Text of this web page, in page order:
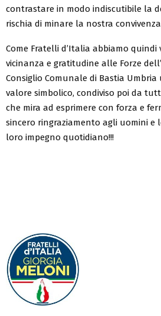
contrastare in modo indiscutibile la
rischia di minare la nostra convivenza
Come Fratelli d’Italia abbiamo
vicinanza e gratitudine alle Forze
Consiglio Comunale di Bastia
valore simbolico, condiviso poi da
che mira ad esprimere con forza e
sincero ringraziamento agli uomini e
loro impegno quotidiano!!!